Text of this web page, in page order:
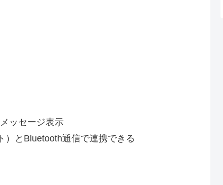
ッセージ表示
）とBluetooth通信で連携できる